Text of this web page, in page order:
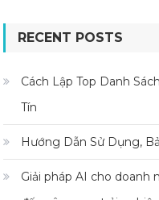
RECENT POSTS
Cách Lập Top Danh
Tín
Hướng Dẫn Sử Dụng,
Giải pháp AI cho doanh